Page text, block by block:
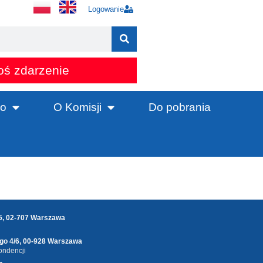
Logowanie
zdarzenie
O Komisji Do pobrania
02-707 Warszawa
4/6, 00-928 Warszawa